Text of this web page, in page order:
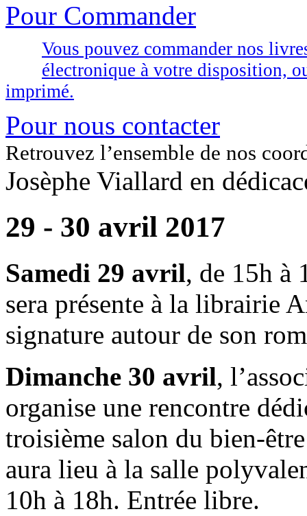
Pour Commander
Vous pouvez commander nos
électronique à votre disposition,
imprimé.
Pour nous contacter
Retrouvez l’ensemble de nos
Josèphe Viallard en
29 - 30 avril 2017
Samedi 29 avril, de 15h à
sera présente à la librairie
signature autour de son
Dimanche 30 avril,
organise une rencontre
troisième salon du bien-
aura lieu à la salle
10h à 18h. Entrée libre.